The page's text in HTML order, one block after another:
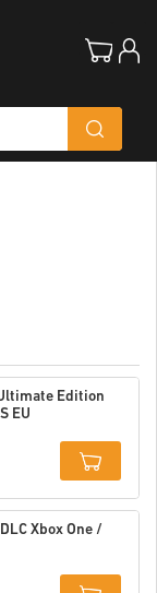
Edition
EU
Details
Xbox One /